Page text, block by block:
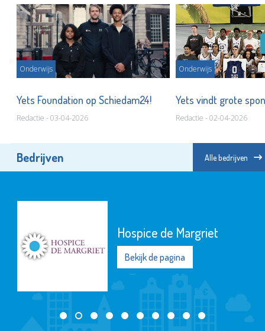
Onderwijs
Yets Foundation op Schiedam24!
Redactie - 03-04-2026
Onderwijs
Yets vindt grote
Redactie - 02-04-2026
Bedrijven Alle bedrijven
Hospice de Margriet
Bekijk de pagina